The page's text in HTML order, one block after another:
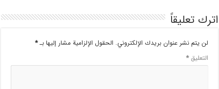
اترك تعليقاً
لن يتم نشر عنوان بريدك الإلكتروني. الحقول الإلزامية مشار إليها بـ*
التعليق*